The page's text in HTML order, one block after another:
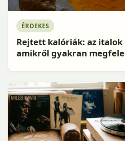
ÉRDEKES
Rejtett kalóriák: az italok
amikről gyakran